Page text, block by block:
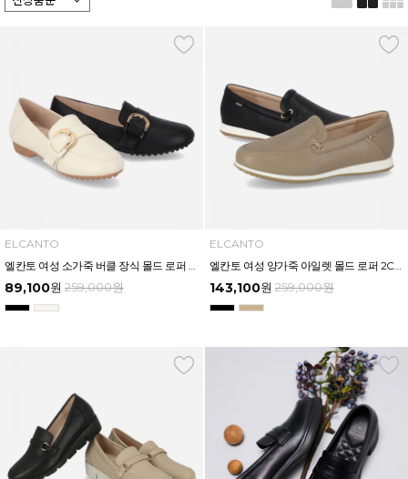
ELCANTO
89,100원 259,000원
ELCANTO
엘칸토 여성 양가죽 아일렛 몰드 로퍼 2CM LCWC42U613
143,100원 259,000원